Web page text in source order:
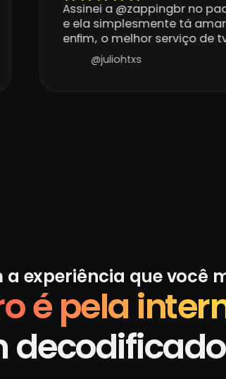
Assinei a @zappingbr no
e ela simplesmente tá
enfim, o melhor serviço de tv
@juliohtxs
experiência que você
é pela